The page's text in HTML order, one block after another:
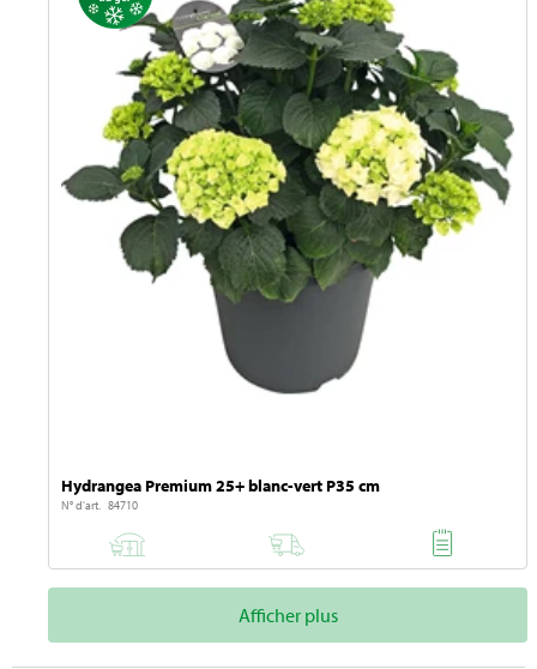
Hydrangea Premium 25+ blanc-vert P35 cm
N° d'art. 84710
Afficher plus